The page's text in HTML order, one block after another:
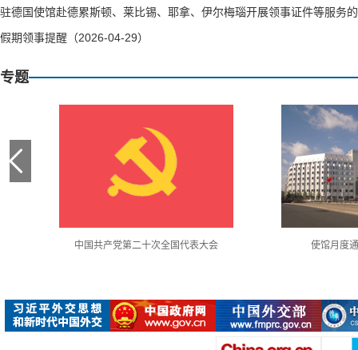
驻德国使馆赴德累斯顿、莱比锡、耶拿、伊尔梅瑙开展领事证件等服务
假期领事提醒（2026-04-29）
专题
中国共产党第二十次全国代表大会 使馆月度